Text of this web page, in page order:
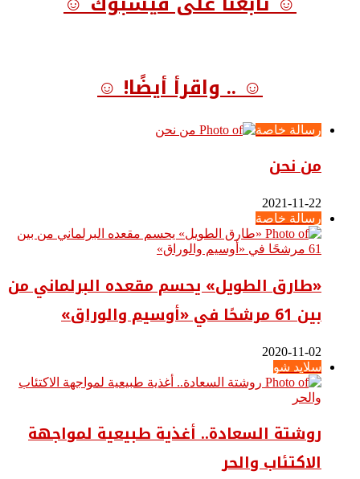
☺ .. واقرأ أيضًا! ☺
رسالة خاصة
من نحن
2021-11-22
رسالة خاصة
«طارق الطويل» يحسم مقعده البرلماني من
بين 61 مرشحًا في «أوسيم والوراق»
2020-11-02
سلايد شو
روشتة السعادة.. أغذية طبيعية لمواجهة
الاكتئاب والحر